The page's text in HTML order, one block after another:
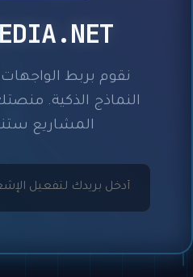
نقوم بربط الواجهات
النماذج الذكية.
المشاريع